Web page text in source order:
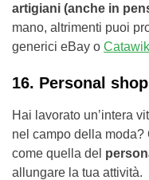
artigiani (anche in
mano, altrimenti puoi
generici eBay o
16. Personal
Hai lavorato un’intera
nel campo della
come quella del
allungare la tua attività.